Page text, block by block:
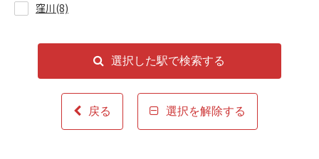
窪川(8)
戻る
選択した駅で検索する
選択を解除する